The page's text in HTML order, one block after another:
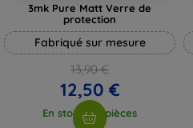
3mk Pure Matt Verre de
protection
Fabriqué sur mesure
13,90 €
12,50 €
En stock > 5 pièces